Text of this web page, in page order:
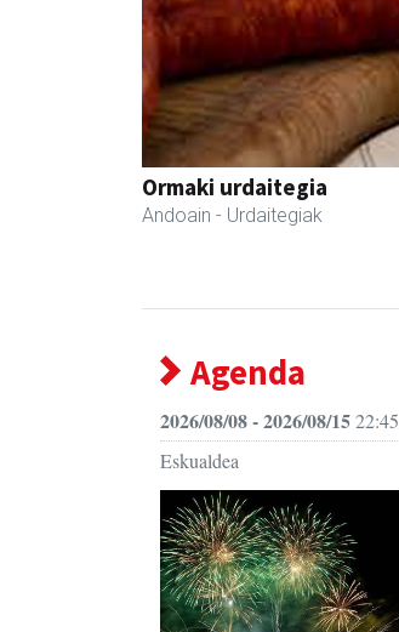
Ormaki urdaitegia
Andoain - Urdaitegiak
Agenda
2026/08/08 - 2026/08/15
Eskualdea